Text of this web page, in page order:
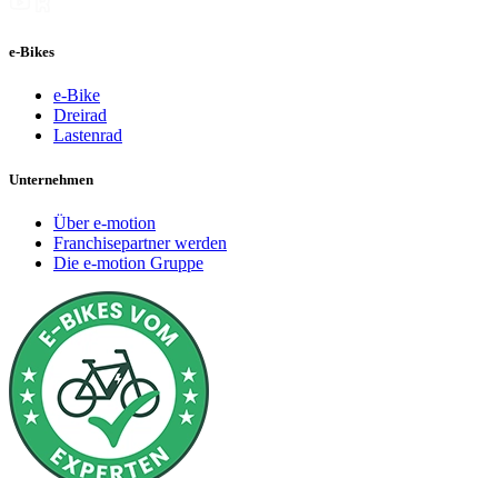
e-Bikes
e-Bike
Dreirad
Lastenrad
Unternehmen
Über e-motion
Franchisepartner werden
Die e-motion Gruppe